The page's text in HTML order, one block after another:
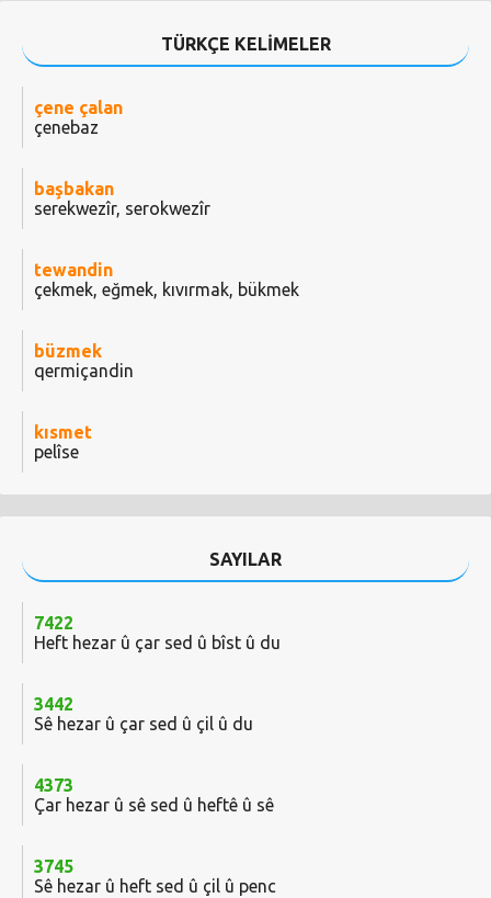
TÜRKÇE KELİMELER
çene çalan
çenebaz
başbakan
serekwezîr, serokwezîr
tewandin
çekmek, eğmek, kıvırmak, bükmek
büzmek
qermiçandin
kısmet
pelîse
SAYILAR
7422
Heft hezar û çar sed û bîst û du
3442
Sê hezar û çar sed û çil û du
4373
Çar hezar û sê sed û heftê û sê
3745
Sê hezar û heft sed û çil û penc